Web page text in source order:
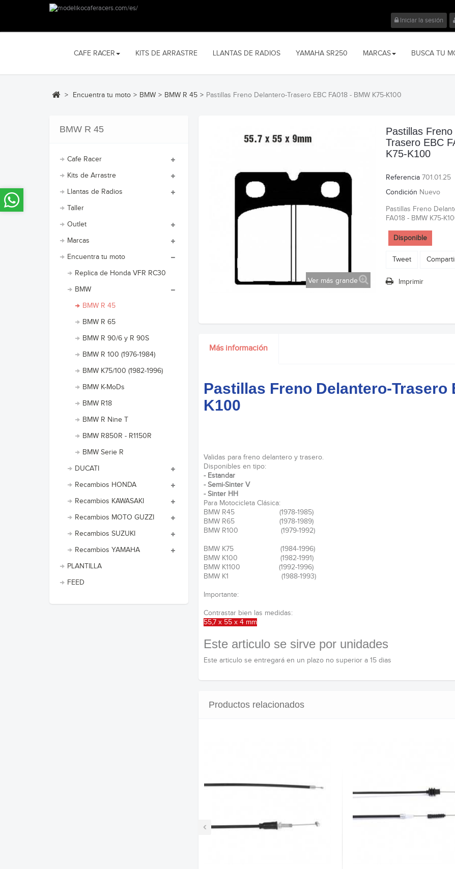
Iniciar la sesión
CAFE RACER KITS DE ARRASTRE LLANTAS DE RADIOS YAMAHA SR250 MARCAS BUSCA TU
> Encuentra tu moto > BMW > BMW R 45 > Pastillas Freno Delantero-Trasero EBC FA018 - BMW K75-K100
BMW R 45
Cafe Racer
Kits de Arrastre
Llantas de Radios
Taller
Outlet
Marcas
Encuentra tu moto
Replica de Honda VFR RC30
BMW
BMW R 45
BMW R 65
BMW R 90/6 y R 90S
BMW R 100 (1976-1984)
BMW K75/100 (1982-1996)
BMW K-MoDs
BMW R18
BMW R Nine T
BMW R850R - R1150R
BMW Serie R
DUCATI
Recambios HONDA
Recambios KAWASAKI
Recambios MOTO GUZZI
Recambios SUZUKI
Recambios YAMAHA
PLANTILLA
FEED
Ver más grande
Pastillas
Trasero EBC
K75-K100
Referencia 701.01.25
Condición Nuevo
Pastillas Freno
FA018 - BMW K75-
Disponible
Tweet
Imprimir
Más información
Pastillas Freno Delantero-Trasero
K100
Validas para freno delantero y trasero.
Disponibles en tipo:
- Estandar
- Semi-Sinter V
- Sinter HH
Para Motocicleta Clásica:
BMW R45 (1978-1985)
BMW R65 (1978-1989)
BMW R100 (1979-1992)
BMW K75 (1984-1996)
BMW K100 (1982-1991)
BMW K1100 (1992-1996)
BMW K1 (1988-1993)
Importante:
Contrastar bien las medidas:
55,7 x 55 x 4 mm
Este articulo se sirve por unidades
Este articulo se entregará en un plazo no superior a 15 dias
Productos relacionados
‹